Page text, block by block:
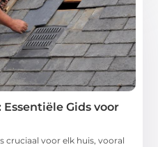
Gids voor
cruciaal voor elk huis, vooral